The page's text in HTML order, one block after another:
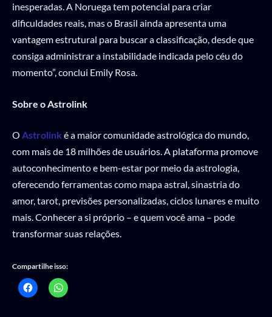
inesperadas. A Noruega tem potencial para criar
dificuldades reais, mas o Brasil ainda apresenta uma
vantagem estrutural para buscar a classificação, desde que
consiga administrar a instabilidade indicada pelo céu do
momento”, conclui Emily Rosa.
Sobre o Astrolink
O Astrolink é a maior comunidade astrológica do mundo,
com mais de 18 milhões de usuários. A plataforma promove
autoconhecimento e bem-estar por meio da astrologia,
oferecendo ferramentas como mapa astral, sinastria do
amor, tarot, previsões personalizadas, ciclos lunares e muito
mais. Conhecer a si próprio – e quem você ama – pode
transformar suas relações.
Compartilhe isso: